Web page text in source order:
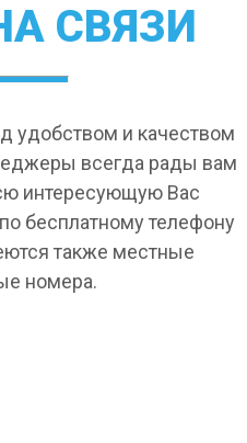
СВЯЗИ
удобством и качеством
всегда рады вам
интересующую Вас
бесплатному телефону
также местные
номера.